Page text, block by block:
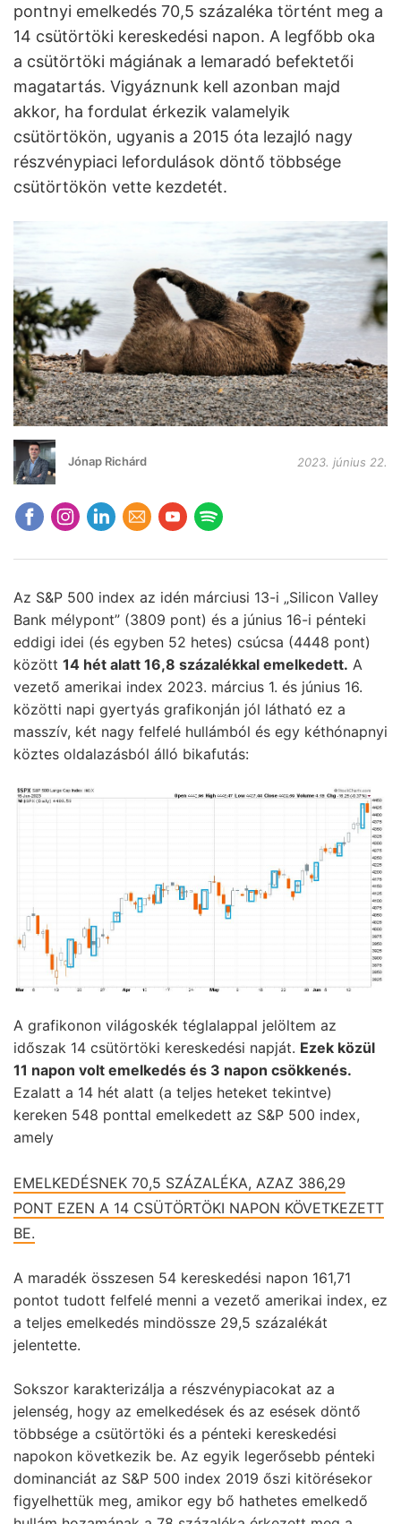
pontnyi emelkedés 70,5 százaléka történt meg a
14 csütörtöki kereskedési napon. A legfőbb oka
a csütörtöki mágiának a lemaradó befektetői
magatartás. Vigyáznunk kell azonban majd
akkor, ha fordulat érkezik valamelyik
csütörtökön, ugyanis a 2015 óta lezajló nagy
részvénypiaci lefordulások döntő többsége
csütörtökön vette kezdetét.
Jónap Richárd 2023. június 22.
Az S&P 500 index az idén márciusi 13-i „Silicon Valley
Bank mélypont” (3809 pont) és a június 16-i pénteki
eddigi idei (és egyben 52 hetes) csúcsa (4448 pont)
között 14 hét alatt 16,8 százalékkal emelkedett. A
vezető amerikai index 2023. március 1. és június 16.
közötti napi gyertyás grafikonján jól látható ez a
masszív, két nagy felfelé hullámból és egy kéthónapnyi
köztes oldalazásból álló bikafutás:
A grafikonon világoskék téglalappal jelöltem az
időszak 14 csütörtöki kereskedési napját. Ezek közül
11 napon volt emelkedés és 3 napon csökkenés.
Ezalatt a 14 hét alatt (a teljes heteket tekintve)
kereken 548 ponttal emelkedett az S&P 500 index,
amely
EMELKEDÉSNEK 70,5 SZÁZALÉKA, AZAZ 386,29
PONT EZEN A 14 CSÜTÖRTÖKI NAPON KÖVETKEZETT
BE.
A maradék összesen 54 kereskedési napon 161,71
pontot tudott felfelé menni a vezető amerikai index, ez
a teljes emelkedés mindössze 29,5 százalékát
jelentette.
Sokszor karakterizálja a részvénypiacokat az a
jelenség, hogy az emelkedések és az esések döntő
többsége a csütörtöki és a pénteki kereskedési
napokon következik be. Az egyik legerősebb pénteki
dominanciát az S&P 500 index 2019 őszi kitörésekor
figyelhettük meg, amikor egy bő hathetes emelkedő